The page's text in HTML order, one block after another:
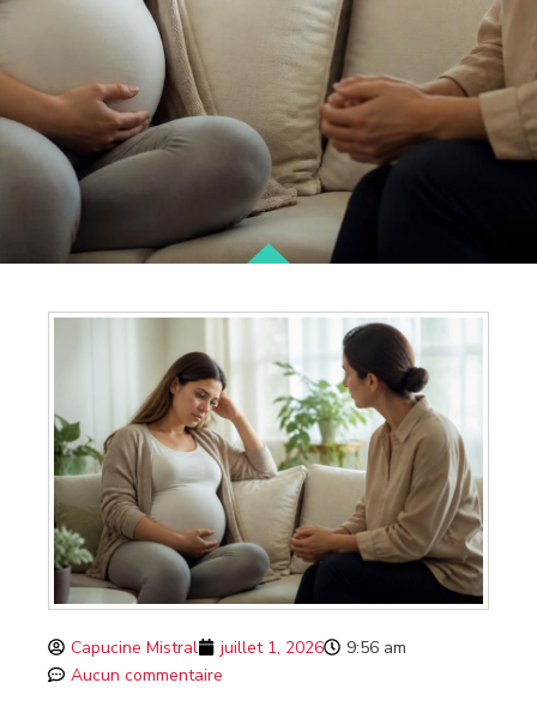
Capucine Mistral juillet 1, 2026
9:56 am
Aucun commentaire